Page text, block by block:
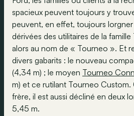
spacieux peuvent toujours y
peuvent, en effet, toujours lorgner
dérivées des utilitaires de la
alors au nom de « Tourneo ». Et
divers gabarits : le nouveau
(4,34 m) ; le moyen Tourneo
m) et ce rutilant Tourneo
frère, il est aussi décliné en deux
5,45 m.